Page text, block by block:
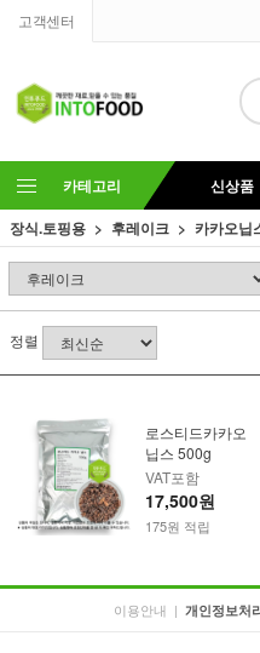
고객센터
카테고리 신상품
장식.토핑용
후레이크 카카오닙
정렬
로스티드카카오
닙스 500g
VAT포함
17,500원
175원 적립
이용안내 | 개인정보처